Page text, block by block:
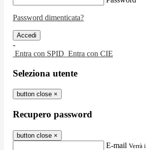
Password dimenticata?
-
Entra con SPID Entra con CIE
Seleziona utente
button close ×
Recupero password
button close ×
E-mail Verrà